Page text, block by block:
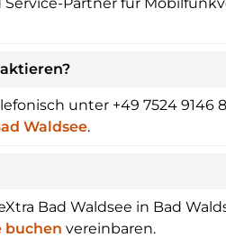
unter +49 7524 9146
Waldsee.
Bad Waldsee in Bad
buchen vereinbaren.